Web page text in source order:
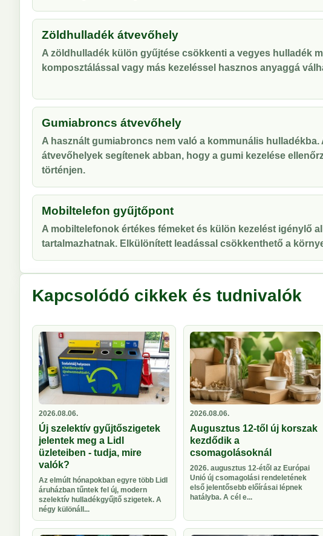
Zöldhulladék átvevőhely
A zöldhulladék külön gyűjtése csökkenti a vegyes hulladék
komposztálással vagy más kezeléssel hasznos anyaggá
Gumiabroncs átvevőhely
A használt gumiabroncs nem való a kommunális hulladékba.
átvevőhelyek segítenek abban, hogy a gumi kezelése
történjen.
Mobiltelefon gyűjtőpont
A mobiltelefonok értékes fémeket és külön kezelést igénylő
tartalmazhatnak. Elkülönített leadással csökkenthető a
Kapcsolódó cikkek és tudnivalók
2026.08.06.
Új szelektív gyűjtőszigetek
jelentek meg a Lidl
üzleteiben - tudja, mire
valók?
Az elmúlt hónapokban egyre több Lidl
áruházban tűntek fel új, modern
szelektív hulladékgyűjtő szigetek. A
négy különáll...
2026.08.06.
Augusztus 12-től új korszak
kezdődik a
csomagolásoknál
2026. augusztus 12-étől az Európai
Unió új csomagolási rendeletének
első jelentősebb előírásai lépnek
hatályba. A cél e...